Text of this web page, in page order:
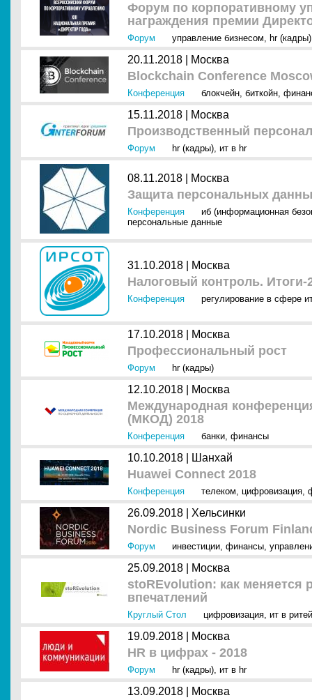
Форум по корпоративному
награждения премии
Форум управление бизнесом, hr (кадры)
20.11.2018 | Москва
Blockchain Conference
Конференция блокчейн, биткойн,
15.11.2018 | Москва
Производственный
Форум hr (кадры), ит в hr
08.11.2018 | Москва
Защита персональных
Конференция
иб (информационная
персональные данные
31.10.2018 | Москва
Налоговый контроль. Итоги-
Конференция регулирование в сфере
17.10.2018 | Москва
Профессиональный рост
Форум hr (кадры)
12.10.2018 | Москва
Международная
(МКОД) 2018
Конференция банки, финансы
10.10.2018 | Шанхай
Huawei Connect 2018
Конференция телеком, цифровизация,
26.09.2018 | Хельсинки
Nordic Business Forum
Форум инвестиции, финансы,
25.09.2018 | Москва
stoREvolution: как меняется
впечатлений
Круглый Стол цифровизация, ит в
19.09.2018 | Москва
HR в цифрах - 2018
Форум hr (кадры), ит в hr
13.09.2018 | Москва